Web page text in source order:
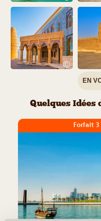
©
EN
Quelques Idées
Forfait 3